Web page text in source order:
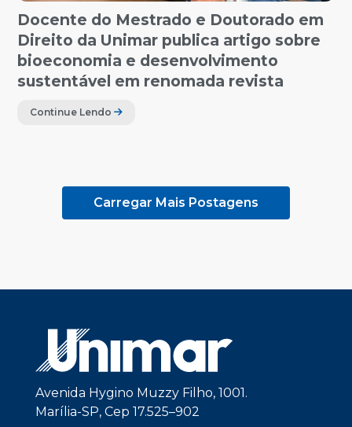
Docente do Mestrado e Doutorado em
Direito da Unimar publica artigo sobre
bioeconomia e desenvolvimento
sustentável em renomada revista
Continue Lendo
Carregar Mais Postagens
Avenida Hygino Muzzy Filho, 1001.
Marília-SP, Cep 17.525–902